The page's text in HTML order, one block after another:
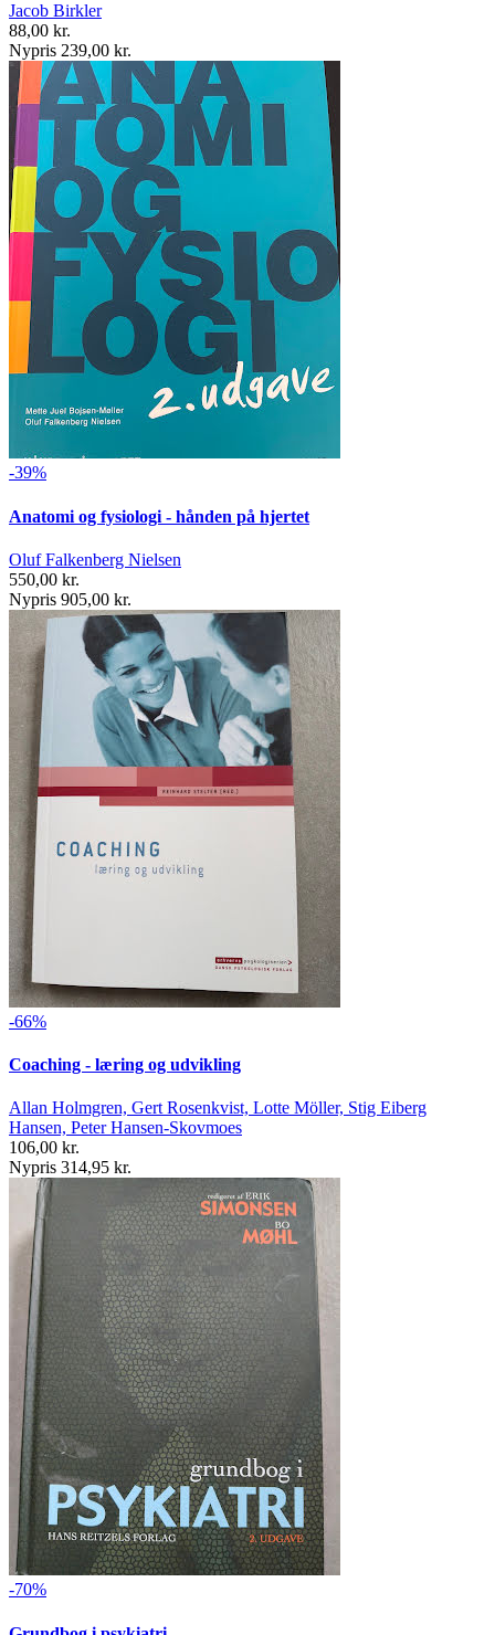
Jacob Birkler
88,00 kr.
Nypris 239,00 kr.
-39%
Anatomi og fysiologi - hånden på hjertet
Oluf Falkenberg Nielsen
550,00 kr.
Nypris 905,00 kr.
-66%
Coaching - læring og udvikling
Allan Holmgren, Gert Rosenkvist, Lotte Möller, Stig Eiberg
Hansen, Peter Hansen-Skovmoes
106,00 kr.
Nypris 314,95 kr.
-70%